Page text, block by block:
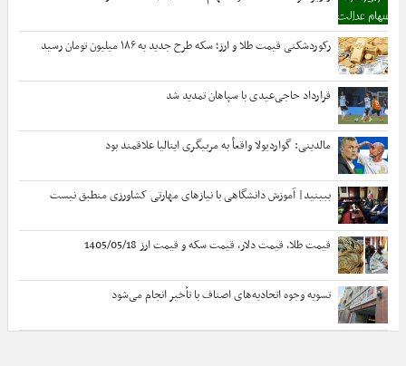
رکوردشکنی قیمت طلا و ارز؛ سکه طرح جدید به ۱۸۶ میلیون تومان رسید
قرارداد حاجی‌عیدی با سپاهان تمدید شد
مالدینی: گواردیولا واقعاً به مربیگری ایتالیا علاقمند بود
ببینید| آموزش دانشگاهی با نیازهای مهارتی کشاورزی منطبق نیست
قیمت طلا، قیمت دلار، قیمت سکه و قیمت ارز 1405/05/18
تسویه وجوه اتحادیه‌های اصناف با تأخیر انجام می‌شود